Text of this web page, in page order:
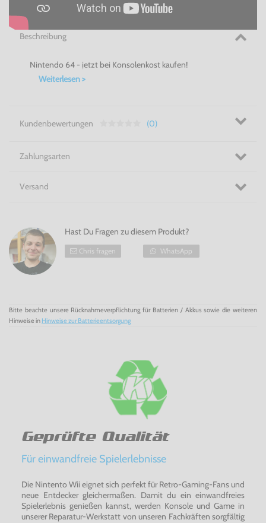
Beschreibung
Nintendo 64 - jetzt bei Konsolenkost kaufen!
Weiterlesen >
Kundenbewertungen (0)
Zahlungsarten
Versand
Hast Du Fragen zu diesem Produkt?
Chris fragen WhatsApp
Bitte beachte unsere Rücknahmeverpflichtung für Batterien / Akkus sowie die weiteren
Hinweise in Hinweise zur Batterieentsorgung
Geprüfte Qualität
Für einwandfreie Spielerlebnisse
Die Nintento Wii eignet sich perfekt für Retro-Gaming-Fans und
neue Entdecker gleichermaßen. Damit du ein einwandfreies
Spielerlebnis genießen kannst, werden Konsole und Game in
unserer Reparatur-Werkstatt von unseren Fachkräften sorgfältig